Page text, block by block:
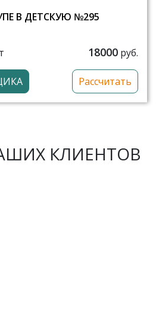
В ДЕТСКУЮ №295
18000 руб.
Рассчитать
КЛИЕНТОВ